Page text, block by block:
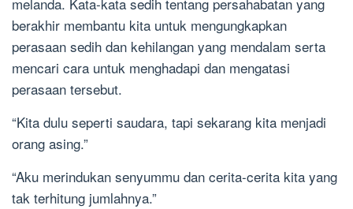
berakhir membantu kita untuk mengungkapkan
perasaan sedih dan kehilangan yang mendalam serta
mencari cara untuk menghadapi dan mengatasi
perasaan tersebut.
“Kita dulu seperti saudara, tapi sekarang kita menjadi
orang asing.”
“Aku merindukan senyummu dan cerita-cerita kita yang
tak terhitung jumlahnya.”